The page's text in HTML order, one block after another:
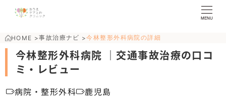
MENU
HOME >事故治療ナビ >今林整形外科病院の詳細
今林整形外科病院 ｜交通事故治療の口コ
ミ・レビュー
病院・整形外科 鹿児島